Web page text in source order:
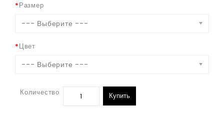
Размер
--- Выберите ---
Цвет
--- Выберите ---
Количество Купить